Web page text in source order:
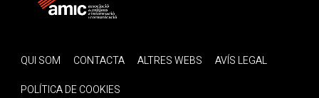
QUI SOM CONTACTA ALTRES WEBS
AVÍS LEGAL
POLÍTICA DE COOKIES